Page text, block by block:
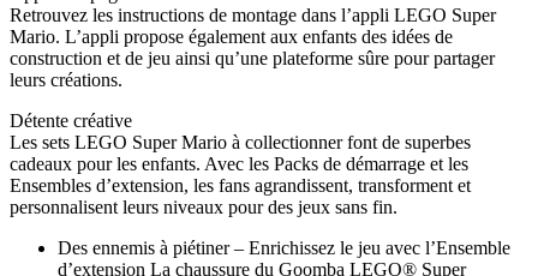
Retrouvez les instructions de montage dans l’appli LEGO Super
Mario. L’appli propose également aux enfants des idées de
construction et de jeu ainsi qu’une plateforme sûre pour partager
leurs créations.
Détente créative
Les sets LEGO Super Mario à collectionner font de superbes
cadeaux pour les enfants. Avec les Packs de démarrage et les
Ensembles d’extension, les fans agrandissent, transforment et
personnalisent leurs niveaux pour des jeux sans fin.
Des ennemis à piétiner – Enrichissez le jeu avec l’Ensemble
d’extension La chaussure du Goomba LEGO® Super